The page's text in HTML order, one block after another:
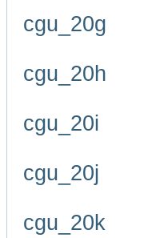
cgu_20g
cgu_20h
cgu_20i
cgu_20j
cgu_20k